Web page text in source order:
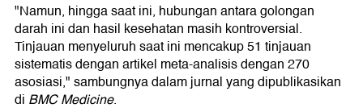
"Namun, hingga saat ini, hubungan antara golongan
darah ini dan hasil kesehatan masih kontroversial.
Tinjauan menyeluruh saat ini mencakup 51 tinjauan
sistematis dengan artikel meta-analisis dengan 270
asosiasi," sambungnya dalam jurnal yang dipublikasikan
di BMC Medicine.